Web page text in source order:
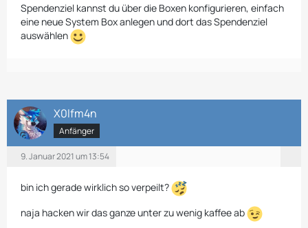
Spendenziel kannst du über die Boxen konfigurieren, einfach
eine neue System Box anlegen und dort das Spendenziel
auswählen
X0lfm4n
Anfänger
9. Januar 2021 um 13:54
bin ich gerade wirklich so verpeilt?
naja hacken wir das ganze unter zu wenig kaffee ab